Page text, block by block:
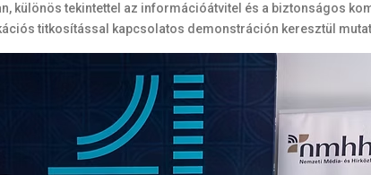
különös tekintettel az információátvitel és a biztonságos
titkosítással kapcsolatos demonstráción keresztül